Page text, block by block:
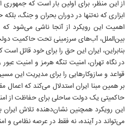
از این منظر، برای اولین بار است که
ابزاری که نه‌تنها در دوران بحران و جنگ،
اهمیت این رویکرد از آنجا ناشی می‌شود
بین‌الملل، آب‌های سرزمینی تحت حاکمیت
بنابراین، ایران این حق را برای خود قائل است
در نگاه تهران، امنیت تنگه هرمز و امنیت
قواعد و سازوکارهایی را برای مدیریت این
بر همین مبنا ایران استدلال می‌کند که
حاکمیتی یک دولت ساحلی برای حفاظت از
این رویکرد همچنین نشان‌دهنده تلاش ایران
می‌تواند در آینده، نه ‌فقط در عرصه نظامی و
۲۳ ۲۴
۲۵
۳۰ ۳۱